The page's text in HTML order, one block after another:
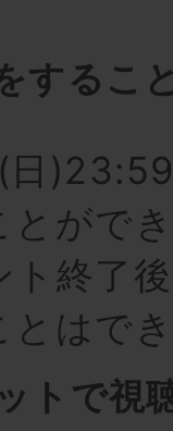
するこ
とがで
ト終了
とはで
トで視